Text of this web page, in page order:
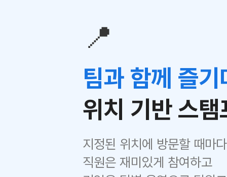
📍
팀과 함께 즐
위치 기반 스탬
지정된 위치에 방문할 때마
직원은 재미있게 참여하고